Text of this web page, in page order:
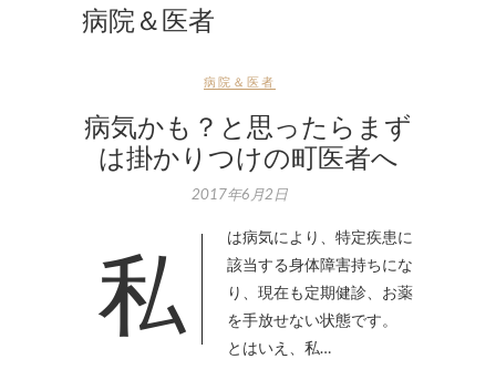
病院＆医者
病院＆医者
病気かも？と思ったらまず
は掛かりつけの町医者へ
2017年6月2日
私は病気により、特定疾患に
該当する身体障害持ちにな
り、現在も定期健診、お薬
を手放せない状態です。
とはいえ、私…